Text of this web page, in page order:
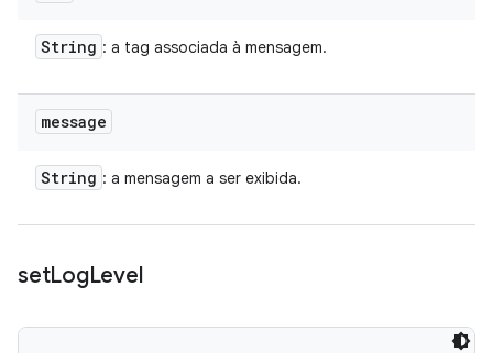
String : a tag associada à mensagem.
message
String : a mensagem a ser exibida.
setLogLevel